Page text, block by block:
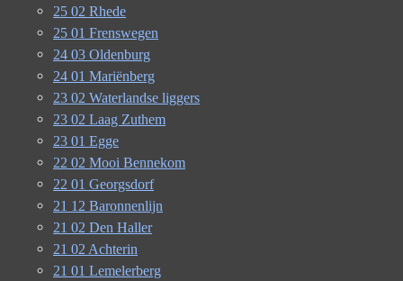
25 02 Rhede
25 01 Frenswegen
24 03 Oldenburg
24 01 Mariënberg
23 02 Waterlandse liggers
23 02 Laag Zuthem
23 01 Egge
22 02 Mooi Bennekom
22 01 Georgsdorf
21 12 Baronnenlijn
21 02 Den Haller
21 02 Achterin
21 01 Lemelerberg